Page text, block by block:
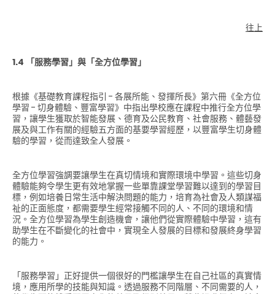
往上
1.4 「服務學習」與「全方位學習」
根據《基礎教育課程指引 - 各展所能、發揮所長》第六冊《全方位
學習 - 切身體驗、豐富學習》中指出學校應在課程中推行全方位學
習，讓學生獲取於智能發展、德育及公民教育、社會服務、體藝發
展及與工作有關的經驗五方面的基要學習經歷，以豐富學生切身體
驗的學習，從而達致全人發展。
全方位學習強調要讓學生在真切情境和實際環境中學習。這些切身
體驗能夠令學生更有效地掌握一些單靠課堂學習難以達到的學習目
標，例如培養日常生活中解決問題的能力，培育為社會及人類謀福
祉的正面態度，都需要學生經常接觸不同的人、不同的環境和情
況。全方位學習為學生創造機會，讓他們從實際體驗中學習，這有
助學生在不斷變化的社會中，實現全人發展的目標和發展終身學習
的能力。
「服務學習」正好提供一個很好的門檻讓學生在自己社區的真實情
境，應用所學的技能與知識。透過服務不同階層、不同需要的人，